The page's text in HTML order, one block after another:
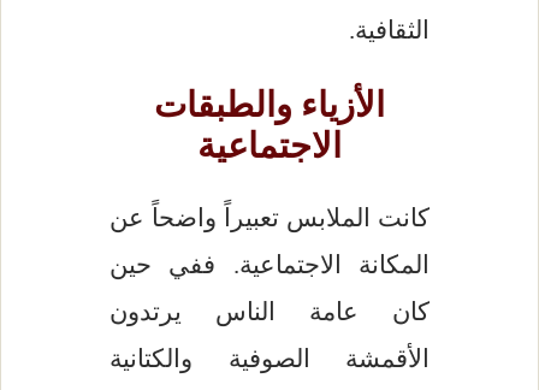
الثقافية.
الأزياء والطبقات
الاجتماعية
كانت الملابس تعبيراً واضحاً عن
المكانة الاجتماعية. ففي حين
كان عامة الناس يرتدون
الأقمشة الصوفية والكتانية